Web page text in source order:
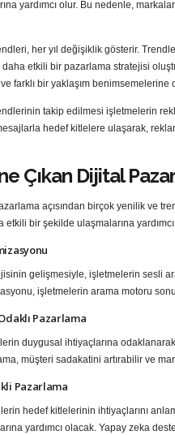
yardımcı olur. Bu nedenle,
her yıl değişiklik gösterir.
etkili bir pazarlama stratejisi
farklı bir yaklaşım
takip edilmesi işletmelerin
hedef kitlelere ulaşarak,
Çıkan Dijital
açısından birçok yenilik ve
etkili bir şekilde ulaşmalarına
gelişmesiyle, işletmelerin sesli
işletmelerin arama motoru
Pazarlama
duygusal ihtiyaçlarına
müşteri sadakatini artırabilir ve
Pazarlama
hedef kitlelerinin ihtiyaçlarını
yardımcı olacak. Yapay zeka